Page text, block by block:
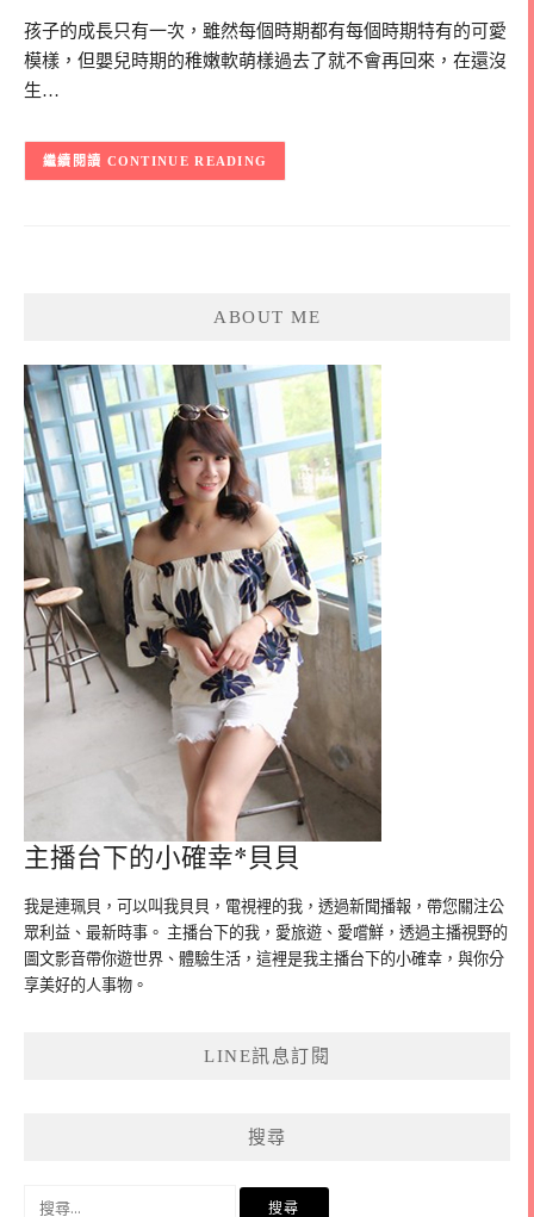
孩子的成長只有一次，雖然每個時期都有每個時期特有的可愛
模樣，但嬰兒時期的稚嫩軟萌樣過去了就不會再回來，在還沒
生…
CONTINUE READING
ABOUT ME
主播台下的小確幸*貝貝
我是連珮貝，可以叫我貝貝，電視裡的我，透過新聞播報，帶您關注公
眾利益、最新時事。 主播台下的我，愛旅遊、愛嚐鮮，透過主播視野的
圖文影音帶你遊世界、體驗生活，這裡是我主播台下的小確幸，與你分
享美好的人事物。
LINE訊息訂閱
搜尋